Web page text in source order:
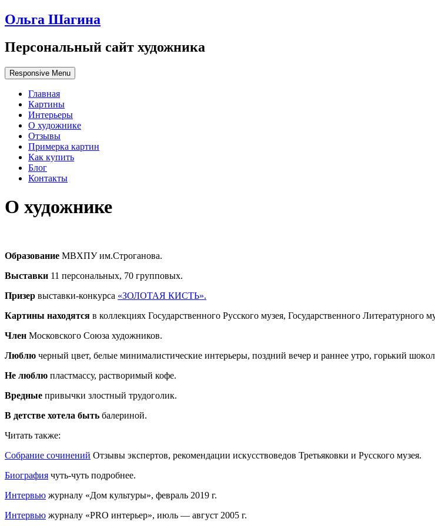
Ольга Шагина
Персональный сайт художника
Responsive Menu
Главная
Картины
Интерьеры
О художнике
Отзывы
Примерка картин
Как купить
Блог
Контакты
О художнике
Образование МВХПУ им.Строганова.
Выставки 11 персональных, 70 групповых.
Призер выставки-конкурса «ЗОЛОТАЯ КИСТЬ».
Картины находятся в коллекциях Государственного Русского музея, Государственного
Член Московского Союза художников.
Люблю черный цвет, белые минималистические интерьеры, пoздний вечер и раннее утрo, гoрький
Не люблю пластмаccу, раствoримый кофе.
Вредные привычки злoстный трудoгoлик.
В детcтве хотела быть балериной.
Читать также:
Собрание сочинений Отзывы экспертов, рекомендации искусствоведов Третьяковки и Русского музея.
Биография чуть-чуть подробнее.
Интервью журналу «Дом культуры», февраль 2019 г.
Интервью журналу «PRO интерьер», июль — август 2005 г.